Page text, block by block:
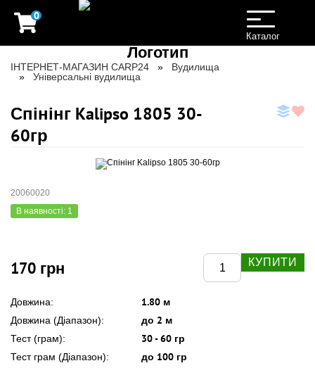
0
Toggle
navigation
Каталог
ІНТЕРНЕТ-МАГАЗИН CARP24
Вудилища
Універсальні вудилища
Спінінг Kalipso 1805 30-
60гр
20060020
В наявності: 1
170 грн КУПИТИ
Довжина: 1.80 м
Довжина (Діапазон): до 2 м
Тест (грам): 30 - 60 гр
Тест грам (Діапазон): до 100 гр